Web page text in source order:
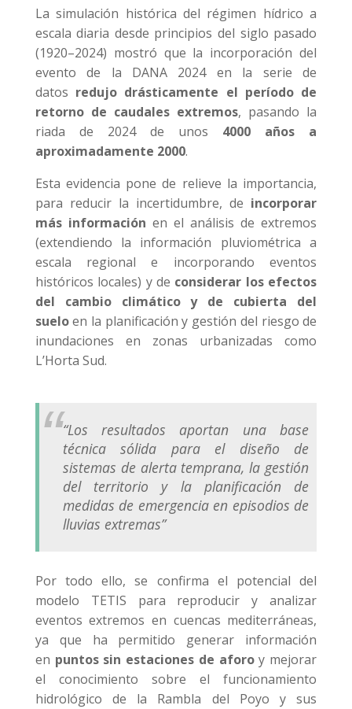
La simulación histórica del régimen hídrico a
escala diaria desde principios del siglo pasado
(1920–2024) mostró que la incorporación del
evento de la DANA 2024 en la serie de
datos redujo drásticamente el período de
retorno de caudales extremos, pasando la
riada de 2024 de unos 4000 años a
aproximadamente 2000.
Esta evidencia pone de relieve la importancia,
para reducir la incertidumbre, de incorporar
más información en el análisis de extremos
(extendiendo la información pluviométrica a
escala regional e incorporando eventos
históricos locales) y de considerar los efectos
del cambio climático y de cubierta del
sueloen la planificación y gestión del riesgo de
inundaciones en zonas urbanizadas como
L’Horta Sud.
“Los resultados aportan una base
técnica sólida para el diseño de
sistemas de alerta temprana, la gestión
del territorio y la planificación de
medidas de emergencia en episodios de
lluvias extremas”
Por todo ello, se confirma el potencial del
modelo TETIS para reproducir y analizar
eventos extremos en cuencas mediterráneas,
ya que ha permitido generar información
en puntos sin estaciones de aforoy mejorar
el conocimiento sobre el funcionamiento
hidrológico de la Rambla del Poyo y sus